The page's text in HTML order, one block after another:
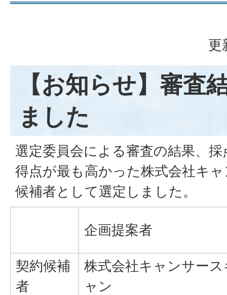
更
【お知らせ】審査
ました
選定委員会による審査の結果、
得点が最も高かった株式会社キ
候補者として選定しました。
企画提案者
契約候補
者
株式会社キャンサース
ャン